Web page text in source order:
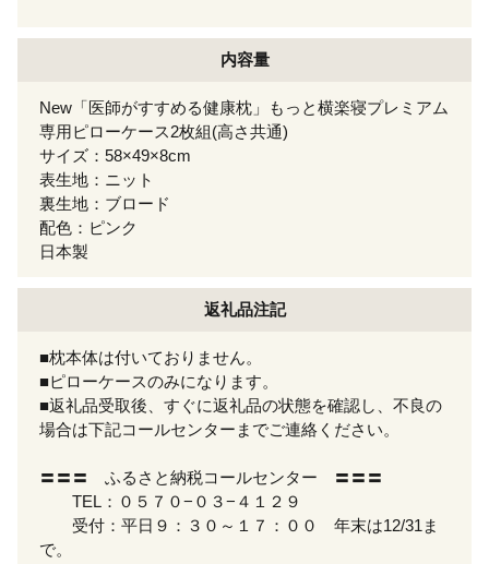
内容量
New「医師がすすめる健康枕」もっと横楽寝プレミアム
専用ピローケース2枚組(高さ共通)
サイズ：58×49×8cm
表生地：ニット
裏生地：ブロード
配色：ピンク
日本製
返礼品注記
■枕本体は付いておりません。
■ピローケースのみになります。
■返礼品受取後、すぐに返礼品の状態を確認し、不良の
場合は下記コールセンターまでご連絡ください。
〓〓〓 ふるさと納税コールセンター 〓〓〓
TEL：０５７０−０３−４１２９
受付：平日９：３０～１７：００ 年末は12/31ま
で。